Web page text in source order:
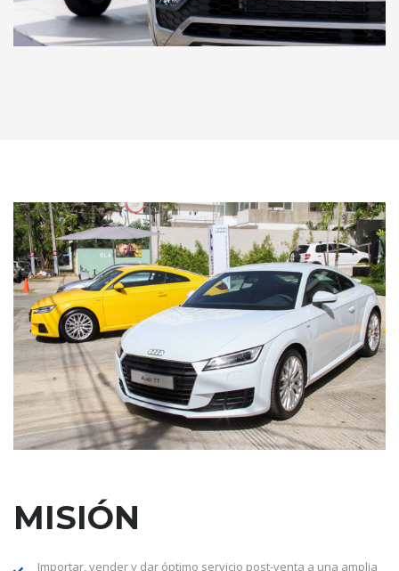
MISIÓN
Importar, vender y dar óptimo servicio post-venta a una amplia